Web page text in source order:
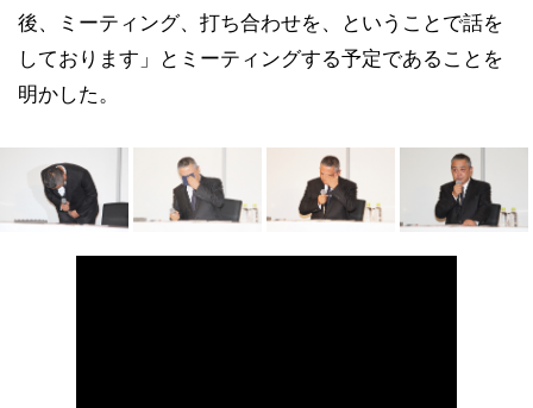
後、ミーティング、打ち合わせを、ということで話を
しております」とミーティングする予定であることを
明かした。